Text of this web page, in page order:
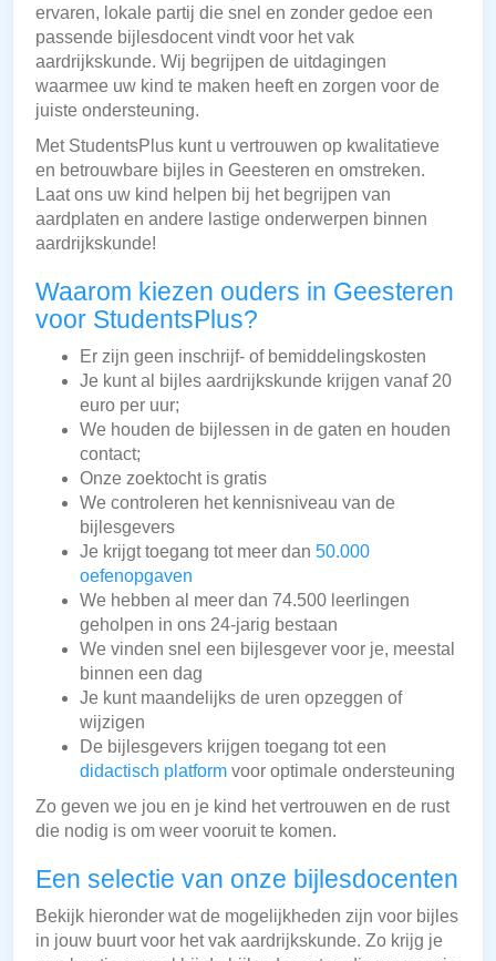
ervaren, lokale partij die snel en zonder gedoe een
passende bijlesdocent vindt voor het vak
aardrijkskunde. Wij begrijpen de uitdagingen
waarmee uw kind te maken heeft en zorgen voor de
juiste ondersteuning.
Met StudentsPlus kunt u vertrouwen op kwalitatieve
en betrouwbare bijles in Geesteren en omstreken.
Laat ons uw kind helpen bij het begrijpen van
aardplaten en andere lastige onderwerpen binnen
aardrijkskunde!
Waarom kiezen ouders in Geesteren
voor StudentsPlus?
Er zijn geen inschrijf- of bemiddelingskosten
Je kunt al bijles aardrijkskunde krijgen vanaf 20
euro per uur;
We houden de bijlessen in de gaten en houden
contact;
Onze zoektocht is gratis
We controleren het kennisniveau van de
bijlesgevers
Je krijgt toegang tot meer dan 50.000
oefenopgaven
We hebben al meer dan 74.500 leerlingen
geholpen in ons 24-jarig bestaan
We vinden snel een bijlesgever voor je, meestal
binnen een dag
Je kunt maandelijks de uren opzeggen of
wijzigen
De bijlesgevers krijgen toegang tot een
didactisch platform voor optimale ondersteuning
Zo geven we jou en je kind het vertrouwen en de rust
die nodig is om weer vooruit te komen.
Een selectie van onze bijlesdocenten
Bekijk hieronder wat de mogelijkheden zijn voor bijles
in jouw buurt voor het vak aardrijkskunde. Zo krijg je